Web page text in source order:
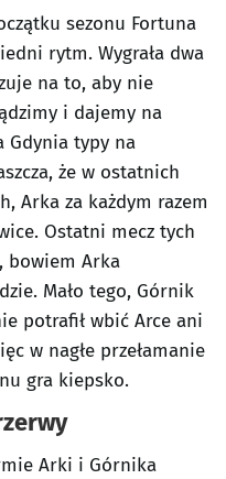
sezonu Fortuna
rytm. Wygrała dwa
na to, aby nie
i dajemy na
Gdynia typy na
że w ostatnich
Arka za każdym razem
Ostatni mecz tych
bowiem Arka
Mało tego, Górnik
potrafił wbić Arce ani
w nagłe przełamanie
gra kiepsko.
Arki i Górnika